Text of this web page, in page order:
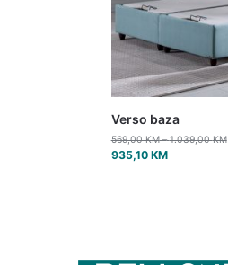
Verso baza
569,00KM – 1.039,00KM
935,10 KM